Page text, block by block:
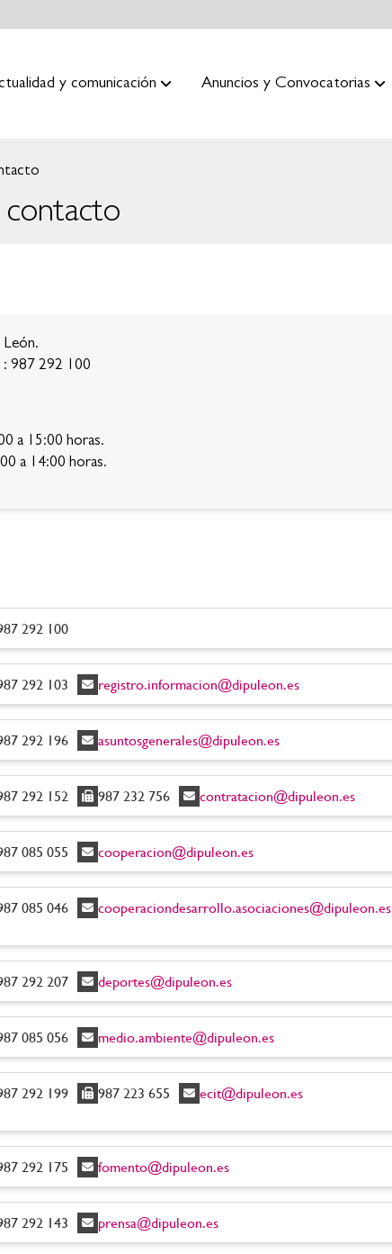
y comunicación Anuncios y Convocatorias
León.
: 987 292 100
a 15:00 horas.
a 14:00 horas.
292 100
292 103 registro.informacion@dipuleon.es
292 196 asuntosgenerales@dipuleon.es
292 152 987 232 756 contratacion@dipuleon.es
085 055 cooperacion@dipuleon.es
085 046 cooperaciondesarrollo.asociaciones@dipuleon.es
292 207 deportes@dipuleon.es
085 056 medio.ambiente@dipuleon.es
292 199 987 223 655 ecit@dipuleon.es
292 175 fomento@dipuleon.es
292 143 prensa@dipuleon.es